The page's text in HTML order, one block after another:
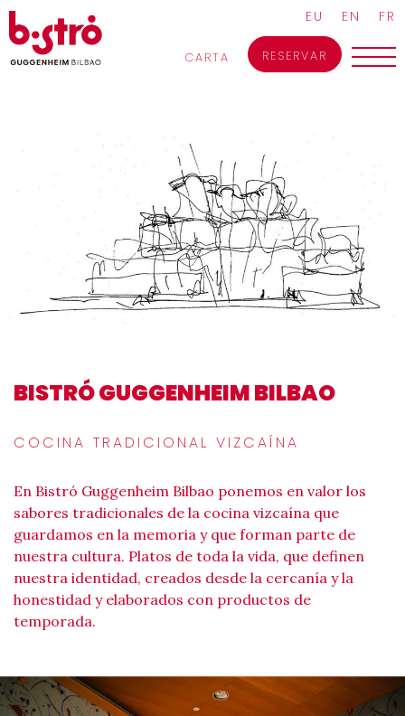
Skip
to
content
EU EN FR
CARTA RESERVAR
BISTRÓ GUGGENHEIM BILBAO
COCINA TRADICIONAL VIZCAÍNA
En Bistró Guggenheim Bilbao ponemos en valor los
sabores tradicionales de la cocina vizcaína que
guardamos en la memoria y que forman parte de
nuestra cultura. Platos de toda la vida, que definen
nuestra identidad, creados desde la cercanía y la
honestidad y elaborados con productos de
temporada.